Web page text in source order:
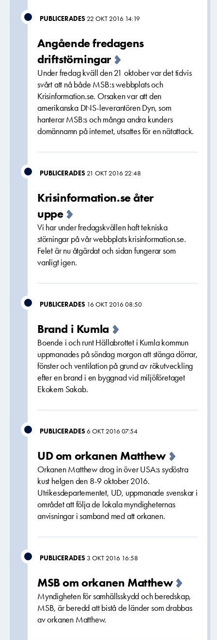
PUBLICERADES 22 OKT 2016 14:19
Angående fredagens
driftstörningar
Under fredag kväll den 21 oktober var det tidvis
svårt att nå både MSB:s webbplats och
Krisinformation.se. Orsaken var att den
amerikanska DNS-leverantören Dyn, som
hanterar MSB:s och många andra kunders
domännamn på internet, utsattes för en nätattack.
PUBLICERADES 21 OKT 2016 22:48
Krisinformation.se åter
uppe
Vi har under fredagskvällen haft tekniska
störningar på vår webbplats krisinformation.se.
Felet är nu åtgärdat och sidan fungerar som
vanligt igen.
PUBLICERADES 16 OKT 2016 08:50
Brand i Kumla
Boende i och runt Hällabrottet i Kumla kommun
uppmanades på söndag morgon att stänga dörrar,
fönster och ventilation på grund av rökutveckling
efter en brand i en byggnad vid miljöföretaget
Ekokem Sakab.
PUBLICERADES6 OKT 2016 07:54
UD om orkanen Matthew
Orkanen Matthew drog in över USA:s sydöstra
kust helgen den 8-9 oktober 2016.
Utrikesdepartementet, UD, uppmanade svenskar i
området att följa de lokala myndigheternas
anvisningar i samband med att orkanen.
PUBLICERADES 3 OKT 2016 16:58
MSB om orkanen Matthew
Myndigheten för samhällsskydd och beredskap,
MSB, är beredd att bistå de länder som drabbas
av orkanen Matthew.